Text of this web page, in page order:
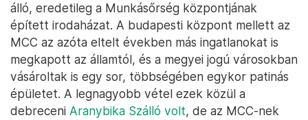
álló, eredetileg a Munkásőrség központjának
épített irodaházat. A budapesti központ mellett az
MCC az azóta eltelt években más ingatlanokat is
megkapott az államtól, és a megyei jogú városokban
vásároltak is egy sor, többségében egykor patinás
épületet. A legnagyobb vétel ezek közül a
debreceni Aranybika Szálló volt, de az MCC-nek